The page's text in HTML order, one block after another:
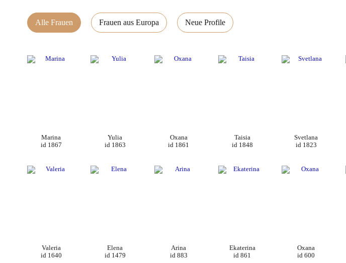
Alle Frauen Frauen aus Europa Neue Profile
Marina
id 1867
Yulia
id 1863
Oxana
id 1861
Taisia
id 1848
Svetlana
id 1823
Valeria
id 1640
Elena
id 1479
Arina
id 883
Ekaterina
id 861
Oxana
id 600